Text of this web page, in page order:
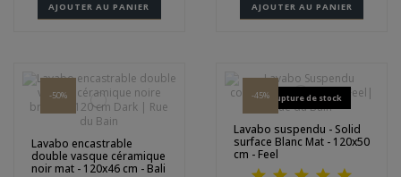
AJOUTER AU PANIER
AJOUTER AU PANIER
-50%
Lavabo encastrable
double vasque céramique
noir mat - 120x46 cm - Bali
-45%Rupture de stock
Lavabo suspendu - Solid
surface Blanc Mat - 120x50
cm - Feel